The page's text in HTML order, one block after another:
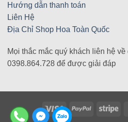
Hướng dẫn thanh toán
Liên Hệ
Địa Chỉ Shop Hoa Toàn Quốc
Mọi thắc mắc quý khách liên hệ
0398.864.728 để được giải đáp
Visa PayPal